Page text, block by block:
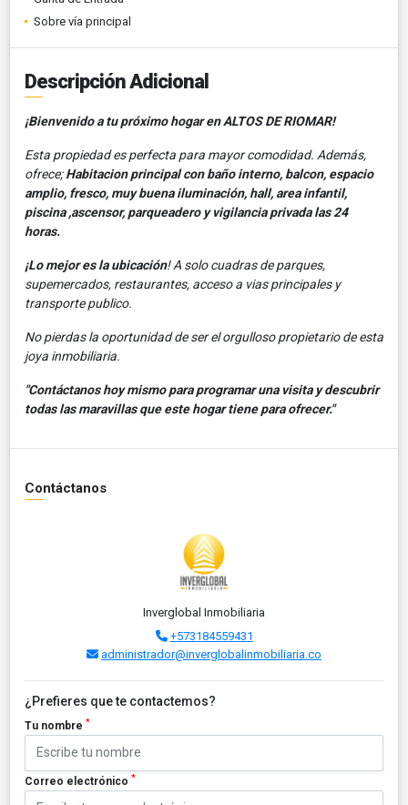
Sobre vía principal
Descripción Adicional
¡Bienvenido a tu próximo hogar en ALTOS DE RIOMAR!
Esta propiedad es perfecta para mayor comodidad. Además,
ofrece;Habitacion principal con baño interno, balcon, espacio
amplio, fresco, muy buena iluminación, hall, area infantil,
piscina ,ascensor, parqueadero y vigilancia privada las 24
horas.
¡Lo mejor es la ubicación!A solo cuadras de parques,
supemercados, restaurantes, acceso a vias principales y
transporte publico.
No pierdas la oportunidad de ser el orgulloso propietario de esta
joya inmobiliaria.
"Contáctanos hoy mismo para programar una visita y descubrir
todas las maravillas que este hogar tiene para ofrecer."
Contáctanos
Inverglobal Inmobiliaria
+573184559431
administrador@inverglobalinmobiliaria.co
¿Prefieres que te contactemos?
Tu nombre *
Correo electrónico *